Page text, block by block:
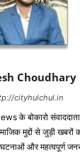
Choudhary
cityhulchul.in
के बोकारो
मुद्दों से जुड़ी खबरों
घटनाओं और महत्वपूर्ण